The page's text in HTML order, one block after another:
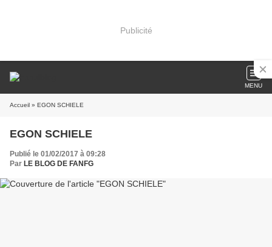
Publicité
MENU
Accueil » EGON SCHIELE
EGON SCHIELE
Publié le 01/02/2017 à 09:28
Par LE BLOG DE FANFG